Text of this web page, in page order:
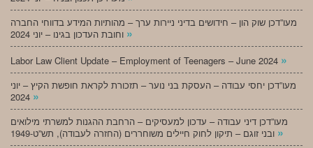
מעו”דכן שוק הון – חידושים בדיני ניירות ערך – מהותיות המידע בדווחי החברה
»
Labor Law Client Update – Employment of Teenagers – June 2024 »
מעו”דכן יחסי עבודה – העסקת בני נוער – תזכורת לקראת חופשת הקיץ – יוני
»
מעו”דכן דיני עבודה – עדכון למעסיקים – הרחבת ההגנות למשרתי מילואים
»